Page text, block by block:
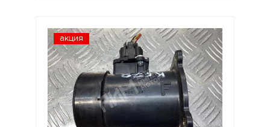
акция